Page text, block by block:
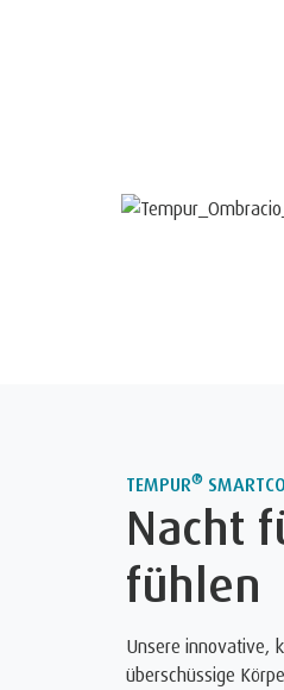
TEMPUR®
Nacht
fühlen
Unsere innovative,
überschüssige